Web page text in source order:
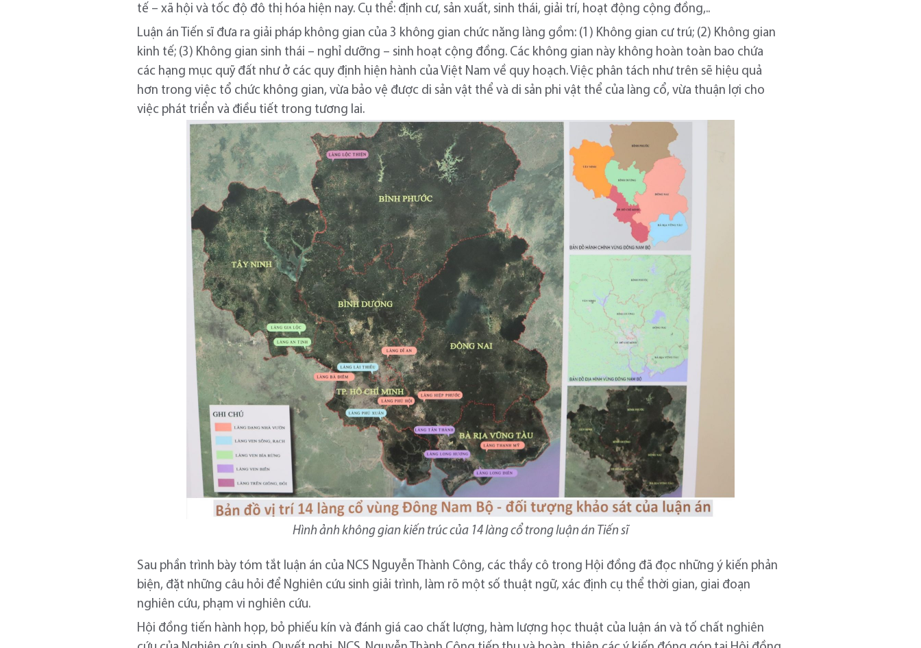
tế – xã hội và tốc độ đô thị hóa hiện nay. Cụ thể: định cư, sản xuất, sinh thái, giải trí, hoạt động cộng đồng,..
Luận án Tiến sĩ đưa ra giải pháp không gian của 3 không gian chức năng làng gồm: (1) Không gian cư trú; (2) Không gian
kinh tế; (3) Không gian sinh thái – nghỉ dưỡng – sinh hoạt cộng đồng. Các không gian này không hoàn toàn bao chứa
các hạng mục quỹ đất như ở các quy định hiện hành của Việt Nam về quy hoạch. Việc phân tách như trên sẽ hiệu quả
hơn trong việc tổ chức không gian, vừa bảo vệ được di sản vật thể và di sản phi vật thể của làng cổ, vừa thuận lợi cho
việc phát triển và điều tiết trong tương lai.
Hình ảnh không gian kiến trúc của 14 làng cổ trong luận án Tiến sĩ
Sau phần trình bày tóm tắt luận án của NCS Nguyễn Thành Công, các thầy cô trong Hội đồng đã đọc những ý kiến phản
biện, đặt những câu hỏi để Nghiên cứu sinh giải trình, làm rõ một số thuật ngữ, xác định cụ thể thời gian, giai đoạn
nghiên cứu, phạm vi nghiên cứu.
Hội đồng tiến hành họp, bỏ phiếu kín và đánh giá cao chất lượng, hàm lượng học thuật của luận án và tố chất nghiên